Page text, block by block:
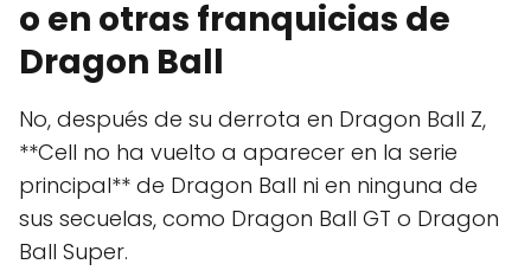
o en otras franquicias de
Dragon Ball
No, después de su derrota en Dragon Ball Z,
**Cell no ha vuelto a aparecer en la serie
principal** de Dragon Ball ni en ninguna de
sus secuelas, como Dragon Ball GT o Dragon
Ball Super.